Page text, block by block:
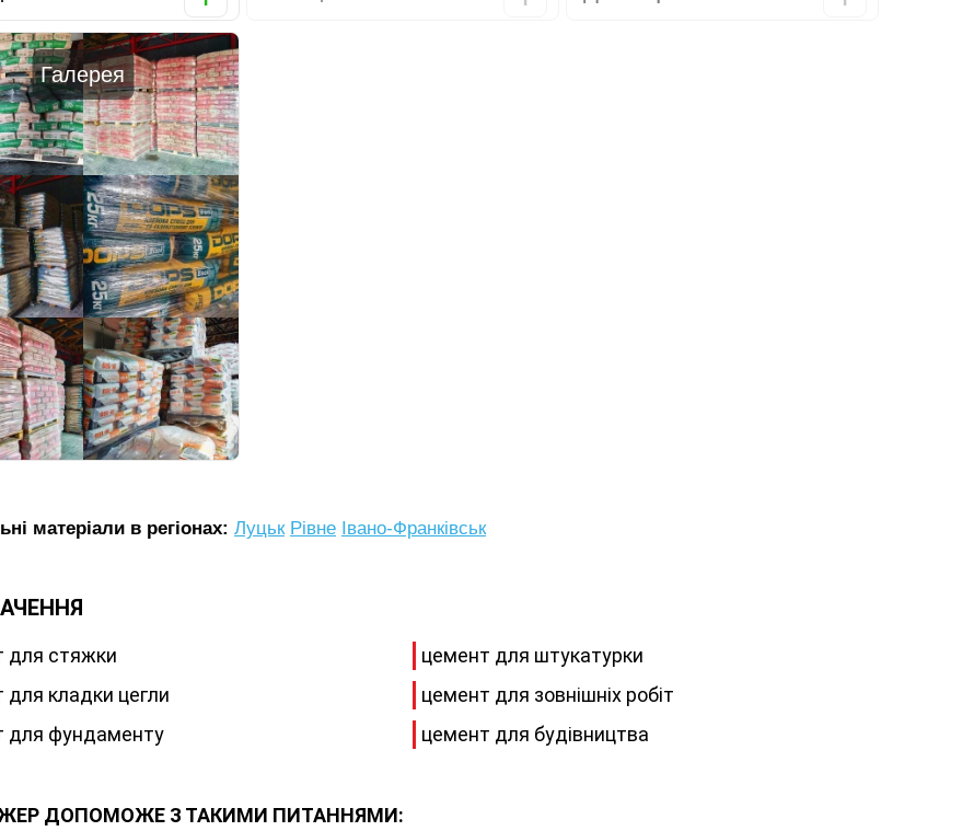
Галерея
матеріали в регіонах: Луцьк Рівне Івано-Франківськ
для стяжки
для кладки цегли
для фундаменту
цемент для штукатурки
цемент для зовнішніх робіт
цемент для будівництва
ДОПОМОЖЕ З ТАКИМИ ПИТАННЯМИ: